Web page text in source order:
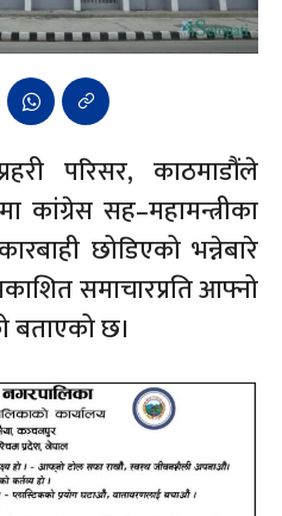
परिसर, काठमाडौंले
कांग्रेस सह–महामन्त्रीका
छोडिएको भन्नेबारे
समाचारप्रति आफ्नो
बताएको छ।